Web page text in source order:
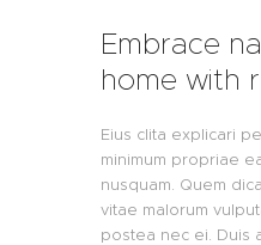
Embrace
home with
Eius clita explicari
minimum propriae
nusquam. Quem
vitae malorum
postea nec ei. Duis